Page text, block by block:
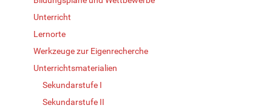
Unterricht
Lernorte
Werkzeuge zur Eigenrecherche
Unterrichtsmaterialien
Sekundarstufe I
Sekundarstufe II